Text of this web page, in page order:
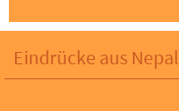
Eindrücke aus Nepal